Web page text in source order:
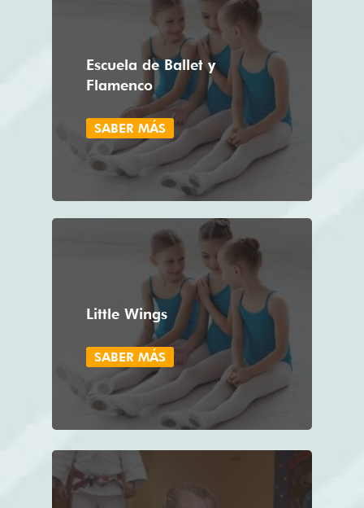
Escuela de Ballet y
Flamenco
SABER MÁS
Little Wings
SABER MÁS